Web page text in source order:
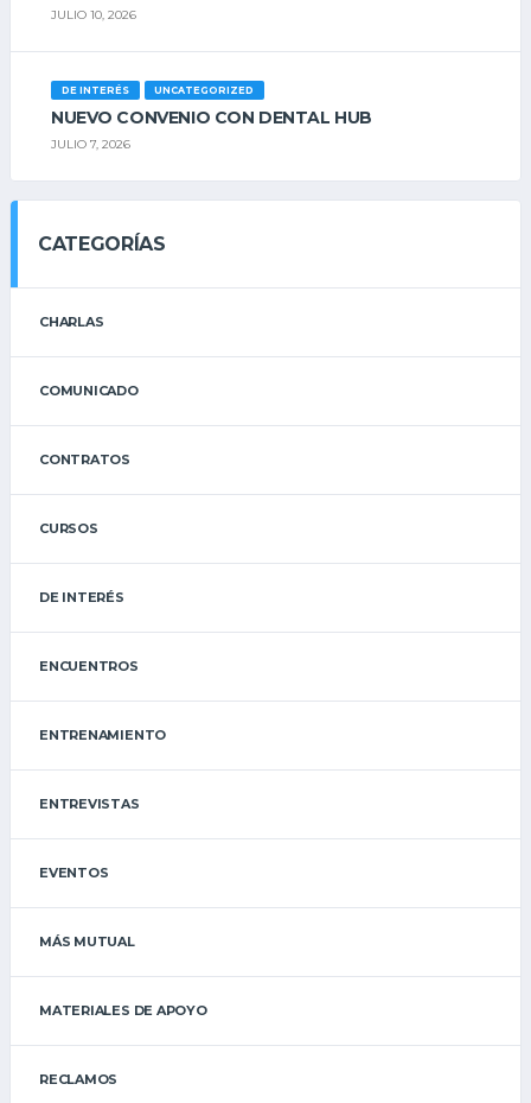
JULIO 10, 2026
DE INTERÉS UNCATEGORIZED
NUEVO CONVENIO CON DENTAL HUB
JULIO 7, 2026
CATEGORÍAS
CHARLAS
COMUNICADO
CONTRATOS
CURSOS
DE INTERÉS
ENCUENTROS
ENTRENAMIENTO
ENTREVISTAS
EVENTOS
MÁS MUTUAL
MATERIALES DE APOYO
RECLAMOS